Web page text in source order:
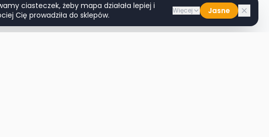
ciasteczek, żeby mapa działała lepiej i
Cię prowadziła do sklepów.
Więcej Jasne